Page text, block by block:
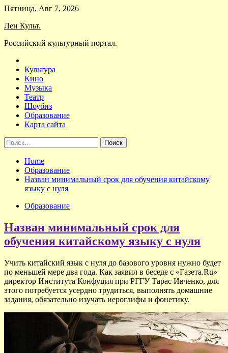
Skip
content
Пятница, Авг 7, 2026
Лен Культ.
Российский культурный портал.
Культура
Кино
Музыка
Театр
Шоубиз
Образование
Карта сайта
Найти:
Home
Образование
Назван минимальный срок для обучения китайскому
языку с нуля
Образование
Назван минимальный срок для
обучения китайскому языку с нуля
Учить китайский язык с нуля до базового уровня нужно будет
по меньшей мере два года. Как заявил в беседе с «Газета.Ru»
директор Института Конфуция при РГГУ Тарас Ивченко, для
этого потребуется усердно трудиться, выполнять домашние
задания, обязательно изучать иероглифы и фонетику.